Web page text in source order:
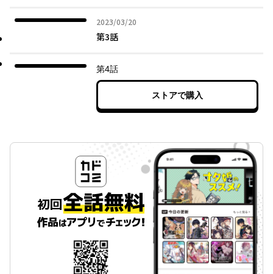
2023/03/20
2023年03月20日
第3話
第4話
ストアで購入